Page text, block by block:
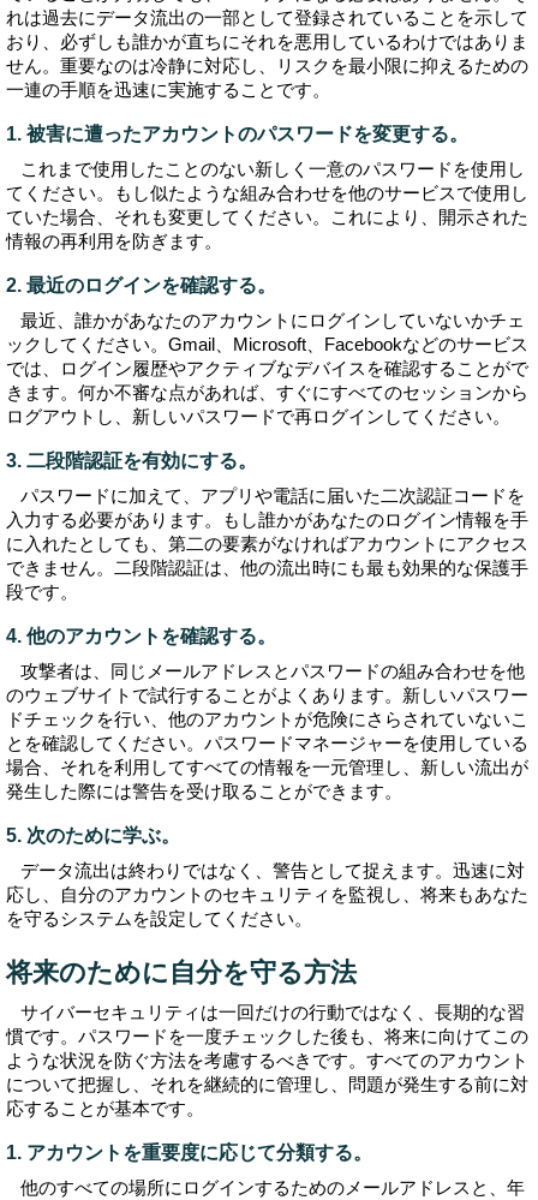
れは過去にデータ流出の一部として登録されていることを示して
おり、必ずしも誰かが直ちにそれを悪用しているわけではありま
せん。重要なのは冷静に対応し、リスクを最小限に抑えるための
一連の手順を迅速に実施することです。
1. 被害に遭ったアカウントのパスワードを変更する。
これまで使用したことのない新しく一意のパスワードを使用し
てください。もし似たような組み合わせを他のサービスで使用し
ていた場合、それも変更してください。これにより、開示された
情報の再利用を防ぎます。
2. 最近のログインを確認する。
最近、誰かがあなたのアカウントにログインしていないかチェ
ックしてください。Gmail、Microsoft、Facebookなどのサービス
では、ログイン履歴やアクティブなデバイスを確認することがで
きます。何か不審な点があれば、すぐにすべてのセッションから
ログアウトし、新しいパスワードで再ログインしてください。
3. 二段階認証を有効にする。
パスワードに加えて、アプリや電話に届いた二次認証コードを
入力する必要があります。もし誰かがあなたのログイン情報を手
に入れたとしても、第二の要素がなければアカウントにアクセス
できません。二段階認証は、他の流出時にも最も効果的な保護手
段です。
4. 他のアカウントを確認する。
攻撃者は、同じメールアドレスとパスワードの組み合わせを他
のウェブサイトで試行することがよくあります。新しいパスワー
ドチェックを行い、他のアカウントが危険にさらされていないこ
とを確認してください。パスワードマネージャーを使用している
場合、それを利用してすべての情報を一元管理し、新しい流出が
発生した際には警告を受け取ることができます。
5. 次のために学ぶ。
データ流出は終わりではなく、警告として捉えます。迅速に対
応し、自分のアカウントのセキュリティを監視し、将来もあなた
を守るシステムを設定してください。
将来のために自分を守る方法
サイバーセキュリティは一回だけの行動ではなく、長期的な習
慣です。パスワードを一度チェックした後も、将来に向けてこの
ような状況を防ぐ方法を考慮するべきです。すべてのアカウント
について把握し、それを継続的に管理し、問題が発生する前に対
応することが基本です。
1. アカウントを重要度に応じて分類する。
他のすべての場所にログインするためのメールアドレスと、年